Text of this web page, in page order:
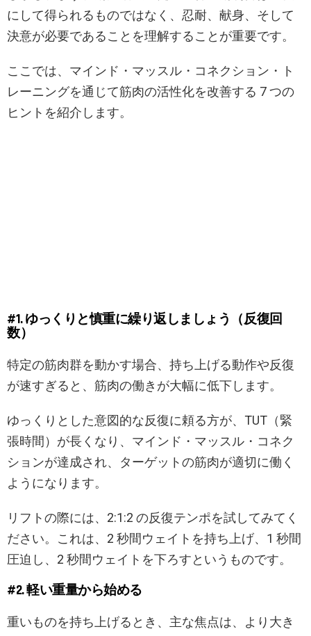
にして得られるものではなく、忍耐、献身、そして
決意が必要であることを理解することが重要です。
ここでは、マインド・マッスル・コネクション・ト
レーニングを通じて筋肉の活性化を改善する 7 つの
ヒントを紹介します。
#1. ゆっくりと慎重に繰り返しましょう（反復回
数）
特定の筋肉群を動かす場合、持ち上げる動作や反復
が速すぎると、筋肉の働きが大幅に低下します。
ゆっくりとした意図的な反復に頼る方が、TUT（緊
張時間）が長くなり、マインド・マッスル・コネク
ションが達成され、ターゲットの筋肉が適切に働く
ようになります。
リフトの際には、2:1:2 の反復テンポを試してみてく
ださい。これは、2 秒間ウェイトを持ち上げ、1 秒間
圧迫し、2 秒間ウェイトを下ろすというものです。
#2. 軽い重量から始める
重いものを持ち上げるとき、主な焦点は、より大き